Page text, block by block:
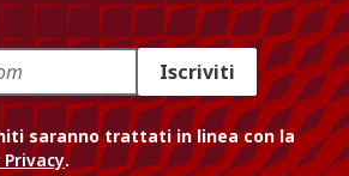
Iscriviti
saranno trattati in linea con la
.